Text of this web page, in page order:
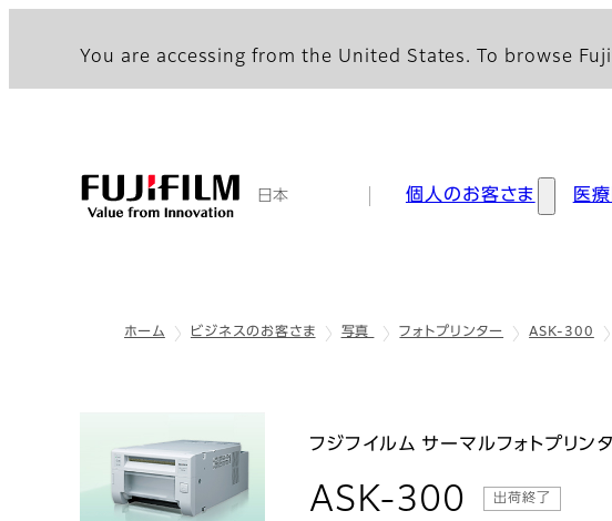
You are accessing from the United States. To browse
日本 個人のお客さま 医
ホーム ビジネスのお客さま 写真 フォトプリンター ASK-300
フジフイルム サーマルフォトプリン
ASK-300 : ダウン
出荷終了